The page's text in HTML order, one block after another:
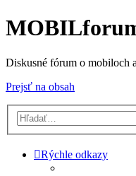
Diskusné fórum o mobiloch
Prejsť na obsah
Rýchle odkazy